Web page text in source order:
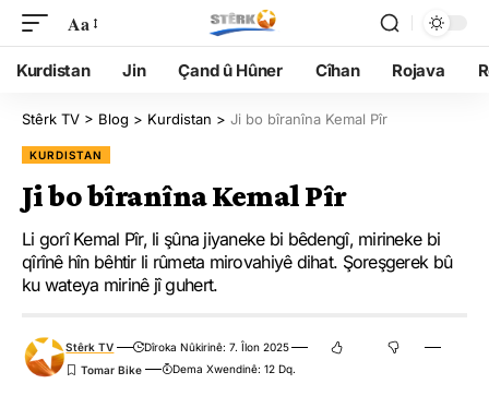
Aa
Kurdistan Jin Çand û Hûner Cîhan Rojava
Stêrk TV > Blog > Kurdistan > Ji bo bîranîna Kemal Pîr
KURDISTAN
Ji bo bîranîna Kemal Pîr
Li gorî Kemal Pîr, li şûna jiyaneke bi bêdengî, mirineke bi
qîrînê hîn bêhtir li rûmeta mirovahiyê dihat. Şoreşgerek bû
ku wateya mirinê jî guhert.
Stêrk TV
Dîroka Nûkirinê: 7. Îlon 2025
Dema Xwendinê: 12 Dq.